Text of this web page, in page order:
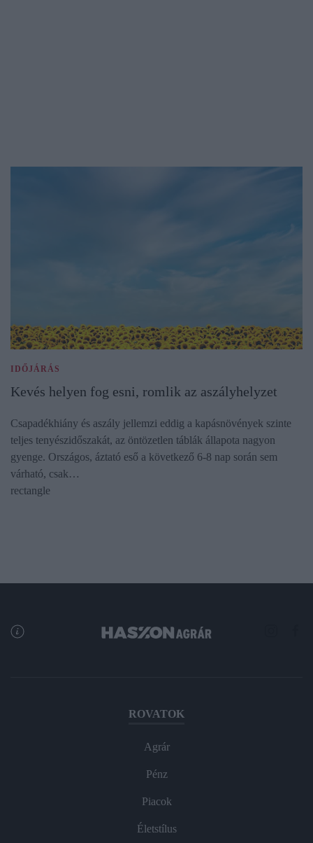
IDŐJÁRÁS
Kevés helyen fog esni, romlik az aszályhelyzet
Csapadékhiány és aszály jellemzi eddig a kapásnövények szinte
teljes tenyészidőszakát, az öntözetlen táblák állapota nagyon
gyenge. Országos, áztató eső a következő 6-8 nap során sem
várható, csak…
rectangle
ROVATOK
Agrár
Pénz
Piacok
Életstílus